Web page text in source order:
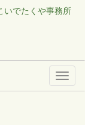
いでたくや事務所
メ